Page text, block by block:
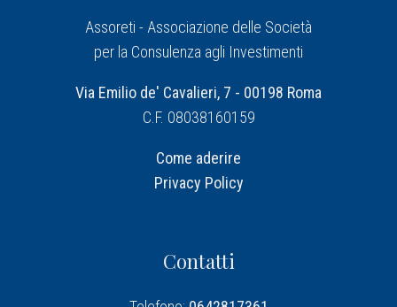
Assoreti - Associazione delle Società
per la Consulenza agli Investimenti
Via Emilio de' Cavalieri, 7 - 00198 Roma
C.F. 08038160159
Come aderire
Privacy Policy
Contatti